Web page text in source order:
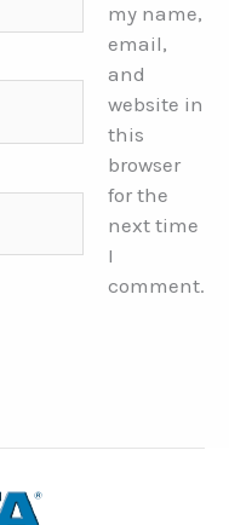
my name,
email,
and
website in
this
browser
for the
next time
I
comment.